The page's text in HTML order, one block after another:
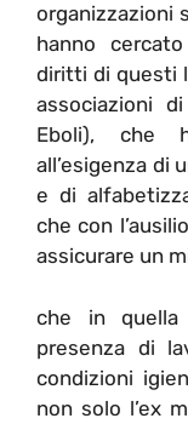
organizzazioni
hanno
diritti di questi
associazioni
Eboli), che
all’esigenza di
e di
che con
assicurare un
che in
presenza di
condizioni
non solo l’ex